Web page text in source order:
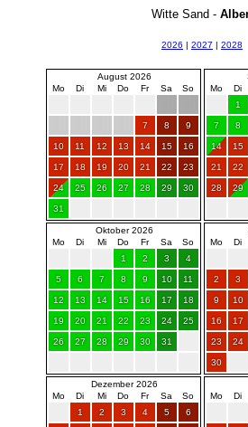
Witte Sand -
2026 | 2027 | 2028
August 2026
Mo
Di Mi Do Fr Sa So
7 8 9
10 11 12 13 14 15 16
17 18 19 20 21 22 23
24 25 26 27 28 29 30
31
Mo
Di
1
7 8
14 15
21 22
28 29
Oktober 2026
Mo
Di Mi Do Fr Sa
So
1
2 3 4
5 6 7 8 9 10 11
12 13 14 15 16 17 18
19 20 21 22 23 24 25
26 27 28 29 30 31
Mo
Di
2 3
9 10
16 17
23 24
30
Dezember 2026
Mo
Di Mi Do Fr Sa
So
1
2 3 4 5 6
Mo
Di